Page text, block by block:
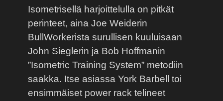
Isometrisellä harjoittelulla on pitkät
perinteet, aina Joe Weiderin
BullWorkerista surullisen kuuluisaan
John Sieglerin ja Bob Hoffmanin
”Isometric Training System” metodiin
saakka. Itse asiassa York Barbell toi
ensimmäiset power rack telineet